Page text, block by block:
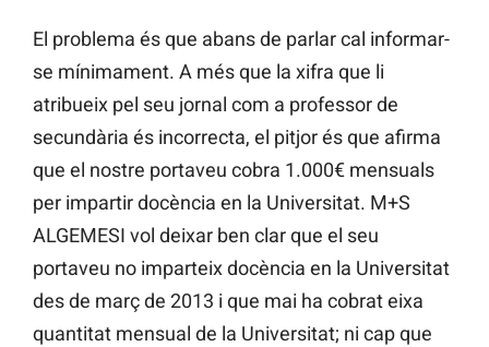
El problema és que abans de parlar cal informar-
se mínimament. A més que la xifra que li
atribueix pel seu jornal com a professor de
secundària és incorrecta, el pitjor és que afirma
que el nostre portaveu cobra 1.000€ mensuals
per impartir docència en la Universitat. M+S
ALGEMESI vol deixar ben clar que el seu
portaveu no imparteix docència en la Universitat
des de març de 2013 i que mai ha cobrat eixa
quantitat mensual de la Universitat; ni cap que